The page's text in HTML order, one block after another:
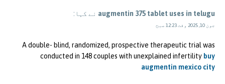
augmentin 375 tablet uses in telugu نے کہا:
جون 10, 2025 وقت 12:23 صبح
A double- blind, randomized, prospective therapeutic trial was
conducted in 148 couples with unexplained infertility buy
augmentin mexico city